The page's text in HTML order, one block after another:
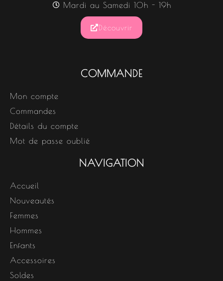
Mardi au Samedi 10h - 19h
Découvrir
COMMANDE
Mon compte
Commandes
Détails du compte
Mot de passe oublié
NAVIGATION
Accueil
Nouveautés
Femmes
Hommes
Enfants
Accessoires
Soldes